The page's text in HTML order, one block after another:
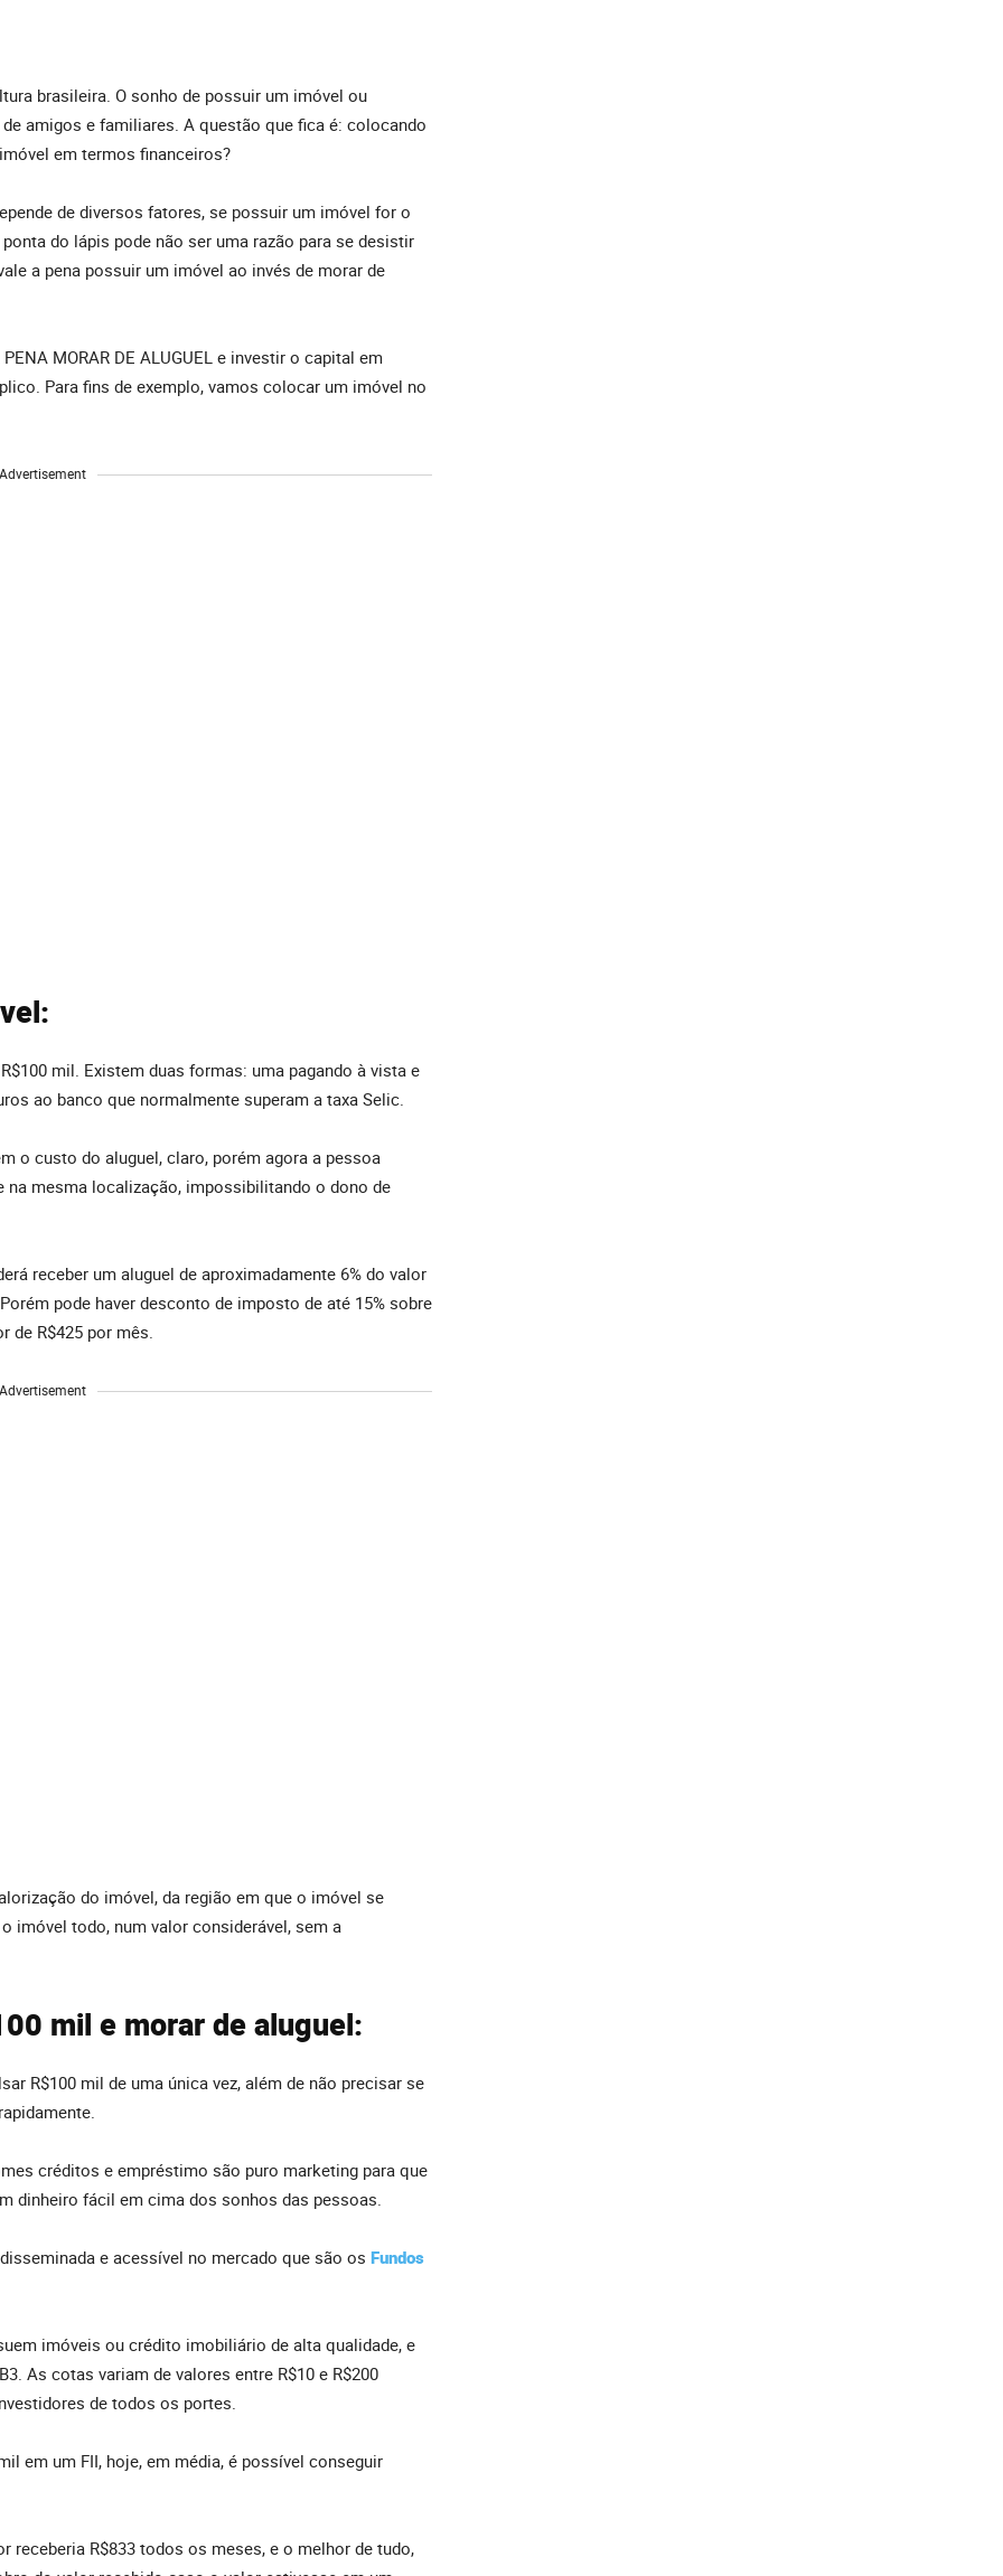
brasileira. O sonho de possuir um imóvel ou
amigos e familiares. A questão que fica é: colocando
em termos financeiros?
de diversos fatores, se possuir um imóvel for o
do lápis pode não ser uma razão para se desistir
a pena possuir um imóvel ao invés de morar de
MORAR DE ALUGUEL e investir o capital em
Para fins de exemplo, vamos colocar um imóvel no
Advertisement
mil. Existem duas formas: uma pagando à vista e
ao banco que normalmente superam a taxa Selic.
o custo do aluguel, claro, porém agora a pessoa
na mesma localização, impossibilitando o dono de
receber um aluguel de aproximadamente 6% do valor
pode haver desconto de imposto de até 15% sobre
de R$425 por mês.
Advertisement
do imóvel, da região em que o imóvel se
imóvel todo, num valor considerável, sem a
mil e morar de aluguel:
R$100 mil de uma única vez, além de não precisar se
créditos e empréstimo são puro marketing para que
dinheiro fácil em cima dos sonhos das pessoas.
e acessível no mercado que são os Fundos
imóveis ou crédito imobiliário de alta qualidade, e
As cotas variam de valores entre R$10 e R$200
de todos os portes.
em um FII, hoje, em média, é possível conseguir
receberia R$833 todos os meses, e o melhor de tudo,